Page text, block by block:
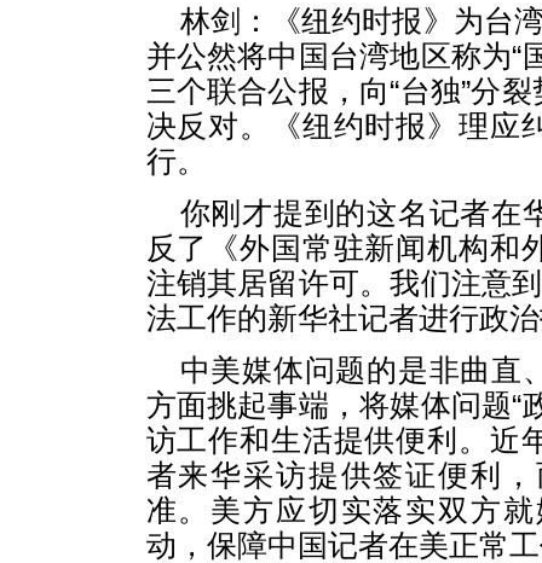
林剑：《纽约时报》为台
并公然将中国台湾地区称为“
三个联合公报，向“台独”分
决反对。《纽约时报》理应
行。
你刚才提到的这名记者在
反了《外国常驻新闻机构和
注销其居留许可。我们注意
法工作的新华社记者进行政
中美媒体问题的是非曲直
方面挑起事端，将媒体问题“
访工作和生活提供便利。近
者来华采访提供签证便利
准。美方应切实落实双方
动，保障中国记者在美正常